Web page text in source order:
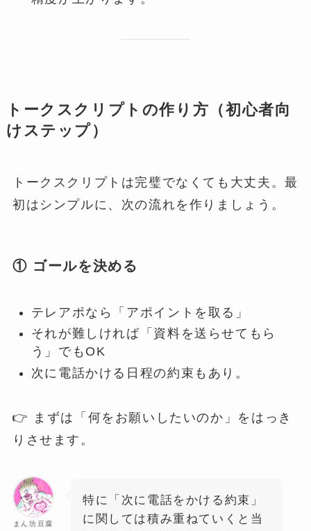
トークスクリプトの作り方（初心者向
けステップ）
トークスクリプトは完璧でなくても大丈夫。最
初はシンプルに、次の流れを作りましょう。
① ゴールを決める
テレアポなら「アポイントを取る」
それが難しければ「資料を送らせてもら
う」でもOK
次に電話かける日程の約束もあり。
👉 まずは「何をお願いしたいのか」をはっき
りさせます。
まん坊豆腐
特に「次に電話をかける約束」
に関しては積み重ねていくと当